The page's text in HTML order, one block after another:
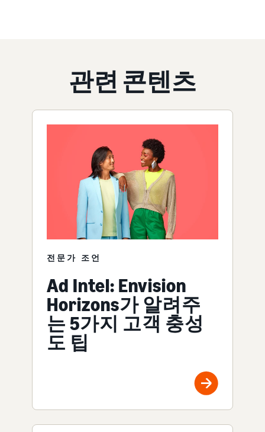
관련 콘텐츠
전문가 조언
Ad Intel: Envision
Horizons가 알려주
는 5가지 고객 충성
도 팁